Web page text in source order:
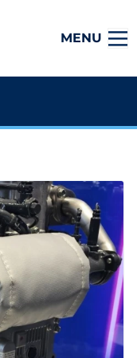
MENU